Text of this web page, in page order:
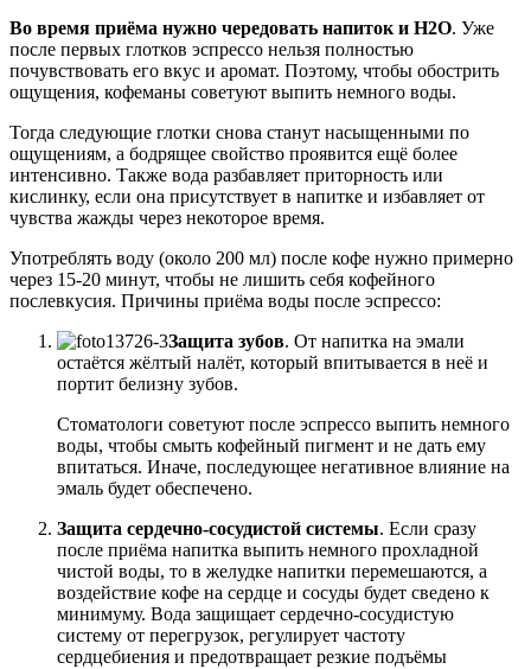
Во время приёма нужно чередовать напиток и H2O. Уже
после первых глотков эспрессо нельзя полностью
почувствовать его вкус и аромат. Поэтому, чтобы обострить
ощущения, кофеманы советуют выпить немного воды.
Тогда следующие глотки снова станут насыщенными по
ощущениям, а бодрящее свойство проявится ещё более
интенсивно. Также вода разбавляет приторность или
кислинку, если она присутствует в напитке и избавляет от
чувства жажды через некоторое время.
Употреблять воду (около 200 мл) после кофе нужно примерно
через 15-20 минут, чтобы не лишить себя кофейного
послевкусия. Причины приёма воды после эспрессо:
Защита зубов. От напитка на эмали
остаётся жёлтый налёт, который впитывается в неё и
портит белизну зубов.
Стоматологи советуют после эспрессо выпить немного
воды, чтобы смыть кофейный пигмент и не дать ему
впитаться. Иначе, последующее негативное влияние на
эмаль будет обеспечено.
Защита сердечно-сосудистой системы. Если сразу
после приёма напитка выпить немного прохладной
чистой воды, то в желудке напитки перемешаются, а
воздействие кофе на сердце и сосуды будет сведено к
минимуму. Вода защищает сердечно-сосудистую
систему от перегрузок, регулирует частоту
сердцебиения и предотвращает резкие подъёмы